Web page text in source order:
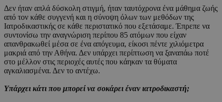
Δεν ήταν απλά δύσκολη στιγμή, ήταν ταυτόχρονα ένα μάθημα ζωής
από τον κάθε συγγενή και η σύνοψη όλων των μεθόδων της
Ιατροδικαστικής σε κάθε περιστατικό που εξετάσαμε. Έπρεπε να
συντονίσω την αναγνώριση περίπου 85 ατόμων που είχαν
απανθρακωθεί μέσα σε ένα απόγευμα, είκοσι πέντε χιλιόμετρα
μακριά από την Αθήνα. Δεν υπάρχει περίπτωση να ξαναπάω ποτέ
στο μέλλον στις περιοχές αυτές που κάηκαν τα θύματα
αγκαλιασμένα. Δεν το αντέχω.
Υπάρχει κάτι που μπορεί να σοκάρει έναν ιατροδικαστή;